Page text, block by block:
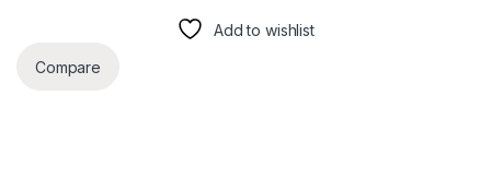
Add to wishlist
Compare